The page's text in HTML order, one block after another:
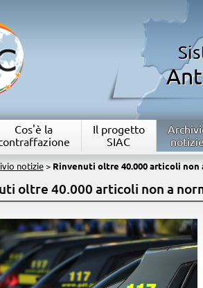
Cos'è la
Il progetto
SIAC
notizie> Rinvenuti oltre 40.000 articoli non
oltre 40.000 articoli non a